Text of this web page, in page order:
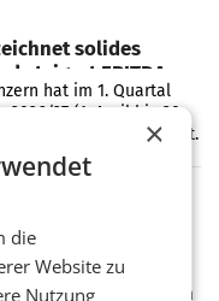
solides
steigert EBITDA
hat im 1. Quartal
27 (1. April bis 30.
Ergebnis erwirtschaftet.
zur
bringt „Keep
bringt gemeinsam mit
FloGu OG einen neuen
×
die
Website zu
Nutzung